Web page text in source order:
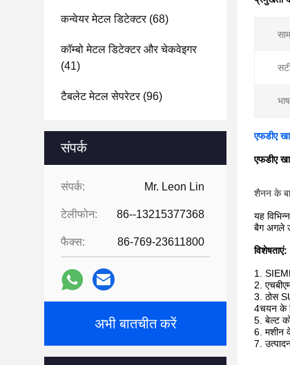
कन्वेयर मेटल डिटेक्टर(68)
कॉम्बो मेटल डिटेक्टर और चेकवेइगर
(41)
टैबलेट मेटल सेपरेटर(96)
संपर्क
संपर्क: Mr. Leon Lin
टेलीफोन: 86--13215377368
फैक्स: 86-769-23611800
अभी बातचीत करें
एफडीए
एफडीए
शैनन के
यह
बैग अगले
विशेषताएं:
1.
2.
3. ठोस
4चयन के
5. बेल्ट
6. मशीन
7.